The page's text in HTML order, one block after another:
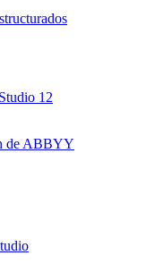
12
de ABBYY